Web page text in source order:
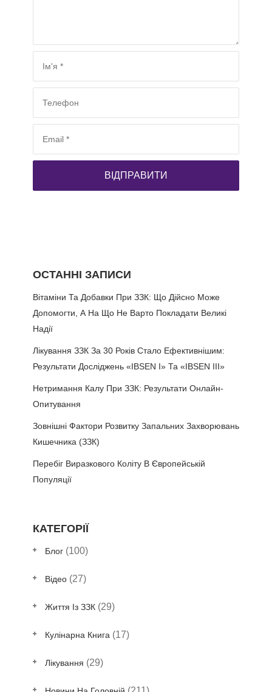
ОСТАННІ ЗАПИСИ
Вітаміни Та Добавки При ЗЗК: Що Дійсно Може
Допомогти, А На Що Не Варто Покладати Великі
Надії
Лікування ЗЗК За 30 Років Стало Ефективнішим:
Результати Досліджень «IBSEN I» Та «IBSEN III»
Нетримання Калу При ЗЗК: Результати Онлайн-
Опитування
Зовнішні Фактори Розвитку Запальних Захворювань
Кишечника (ЗЗК)
Перебіг Виразкового Коліту В Європейській
Популяції
КАТЕГОРІЇ
Блог (100)
Відео (27)
Життя Із ЗЗК (29)
Кулінарна Книга (17)
Лікування (29)